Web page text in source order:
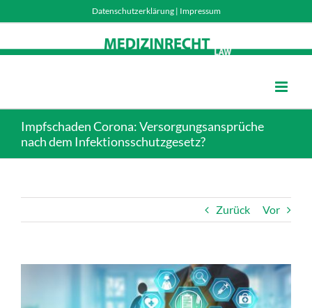
to
Datenschutzerklärung| Impressum
Impfschaden Corona: Versorgungsansprüche
nach dem Infektionsschutzgesetz?
Zurück Vor